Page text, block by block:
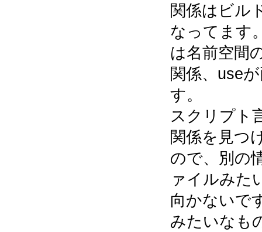
関係はビル
なってます
は名前空間
関係、use
す。
スクリプト
関係を見つ
ので、別の
ァイルみた
向かないで
みたいなも